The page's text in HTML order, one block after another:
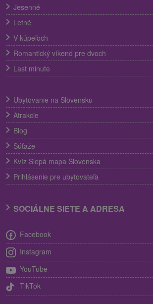
Jesenné
Letné
V kúpeľoch
Romantický víkend pre dvoch
Last minute
Ubytovanie na Slovensku
Atrakcie
Blog
Súťaže
Kvíz Slepá mapa Slovenska
Prihlásenie pre ubytovateľa
SOCIÁLNE SIETE A ADRESA
Facebook
Instagram
YouTube
TikTok